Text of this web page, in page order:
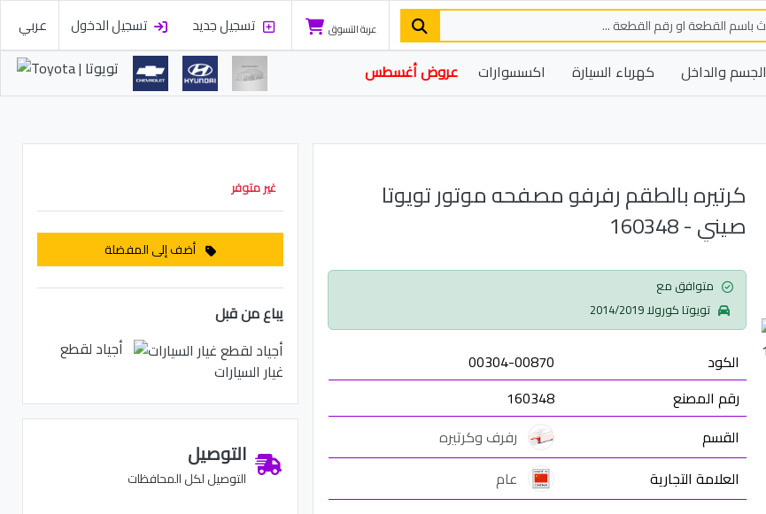
عربة التسوق تسجيل جديد تسجيل الدخول
عربي
الجسم والداخل كهرباء السيارة اكسسوارات عروض أغسطس
كرتيره بالطقم رفرفو مصفحه موتور تويوتا
صيني - 160348
تويوتا كورولا 2014/2019
الكود
00304-00870
رقم المصنع
160348
القسم
رفرف وكرتيره
العلامة التجارية
عام
غير متوفر
أضف إلى المفضلة
يباع من قبل
أجياد لقطع
غيار السيارات
التوصيل
التوصيل لكل المحافظات